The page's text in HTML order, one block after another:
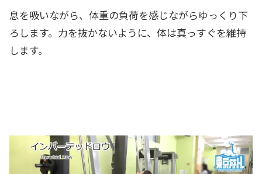
息を吸いながら、体重の負荷を感じながらゆっくり下
ろします。力を抜かないように、体は真っすぐを維持
します。